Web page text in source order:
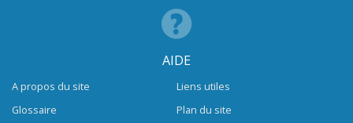
AIDE
A propos du site
Glossaire
Liens utiles
Plan du site